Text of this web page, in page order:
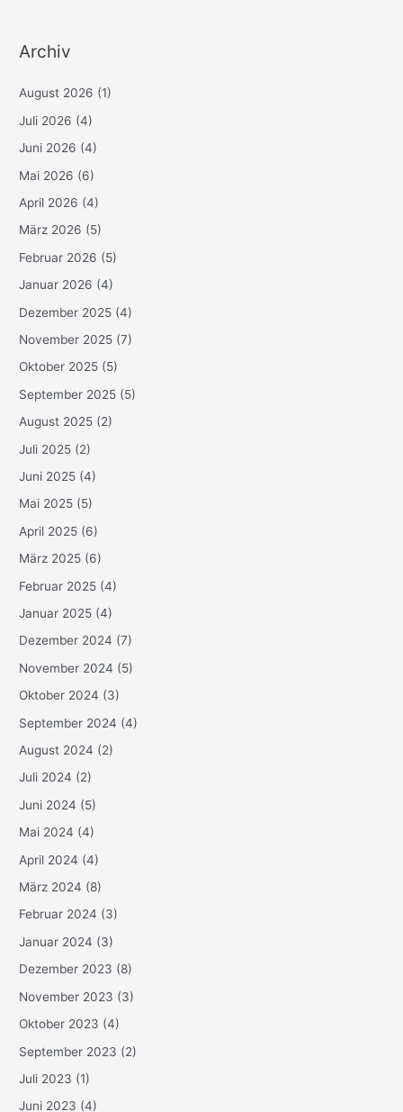
Archiv
August 2026 (1)
Juli 2026 (4)
Juni 2026 (4)
Mai 2026 (6)
April 2026 (4)
März 2026 (5)
Februar 2026 (5)
Januar 2026 (4)
Dezember 2025 (4)
November 2025 (7)
Oktober 2025 (5)
September 2025 (5)
August 2025 (2)
Juli 2025 (2)
Juni 2025 (4)
Mai 2025 (5)
April 2025 (6)
März 2025 (6)
Februar 2025 (4)
Januar 2025 (4)
Dezember 2024 (7)
November 2024 (5)
Oktober 2024 (3)
September 2024 (4)
August 2024 (2)
Juli 2024 (2)
Juni 2024 (5)
Mai 2024 (4)
April 2024 (4)
März 2024 (8)
Februar 2024 (3)
Januar 2024 (3)
Dezember 2023 (8)
November 2023 (3)
Oktober 2023 (4)
September 2023 (2)
Juli 2023 (1)
Juni 2023 (4)